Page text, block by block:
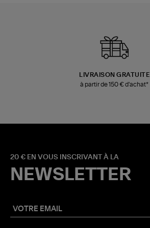
LIVRAISON GRATUITE
à partir de 150 € d'achat*
20 € EN VOUS INSCRIVANT À LA
NEWSLETTER